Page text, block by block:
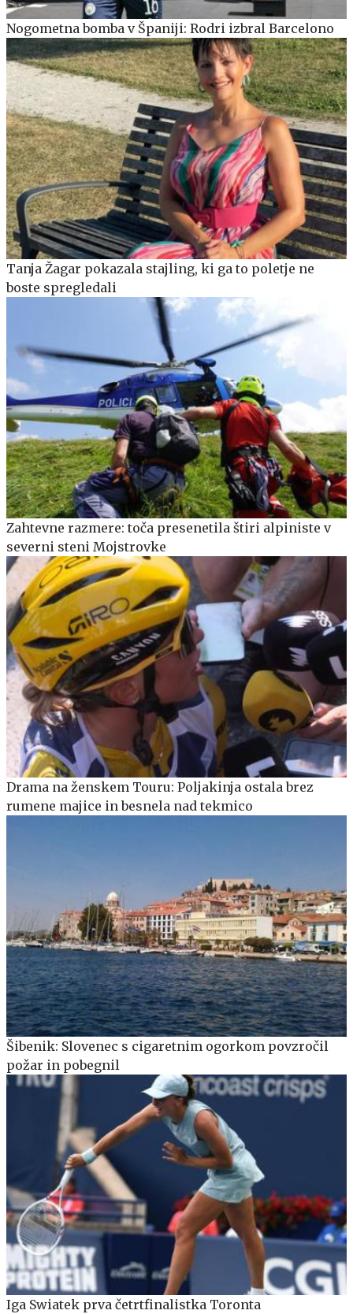
Nogometna bomba v Španiji: Rodri izbral Barcelono
Tanja Žagar pokazala stajling, ki ga to poletje ne
boste spregledali
Zahtevne razmere: toča presenetila štiri alpiniste v
severni steni Mojstrovke
Drama na ženskem Touru: Poljakinja ostala brez
rumene majice in besnela nad tekmico
Šibenik: Slovenec s cigaretnim ogorkom povzročil
požar in pobegnil
Iga Swiatek prva četrtfinalistka Toronta